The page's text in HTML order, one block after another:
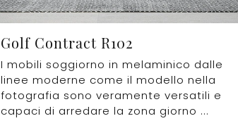
Golf Contract R102
I mobili soggiorno in melaminico dalle
linee moderne come il modello nella
fotografia sono veramente versatili e
capaci di arredare la zona giorno ...